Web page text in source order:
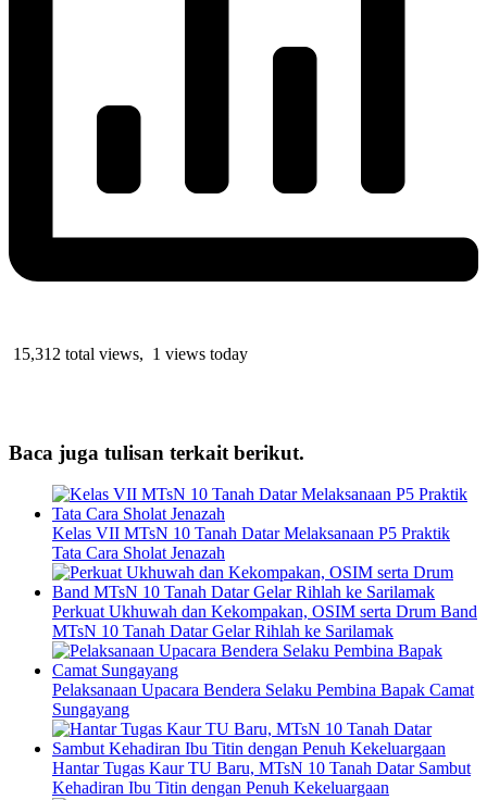
15,312 total views, 1 views today
Baca juga tulisan terkait berikut.
Kelas VII MTsN 10 Tanah Datar Melaksanaan P5 Praktik
Tata Cara Sholat Jenazah
Perkuat Ukhuwah dan Kekompakan, OSIM serta Drum Band
MTsN 10 Tanah Datar Gelar Rihlah ke Sarilamak
Pelaksanaan Upacara Bendera Selaku Pembina Bapak Camat
Sungayang
Hantar Tugas Kaur TU Baru, MTsN 10 Tanah Datar Sambut
Kehadiran Ibu Titin dengan Penuh Kekeluargaan